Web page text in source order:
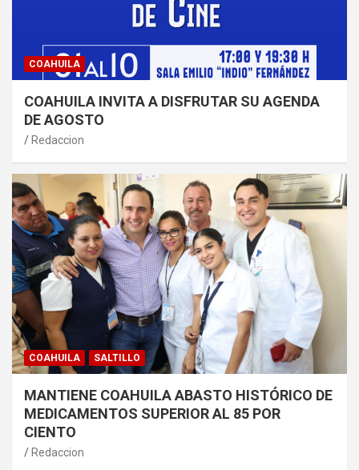
COAHUILA
COAHUILA INVITA A DISFRUTAR SU AGENDA
DE AGOSTO
Redaccion
COAHUILA SALTILLO
MANTIENE COAHUILA ABASTO HISTÓRICO DE
MEDICAMENTOS SUPERIOR AL 85 POR
CIENTO
Redaccion